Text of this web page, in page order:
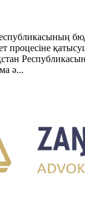
процесіне
ә...